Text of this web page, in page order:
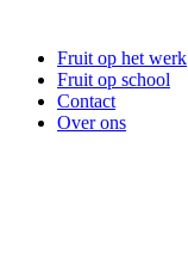
Fruit op het werk
Fruit op school
Contact
Over ons